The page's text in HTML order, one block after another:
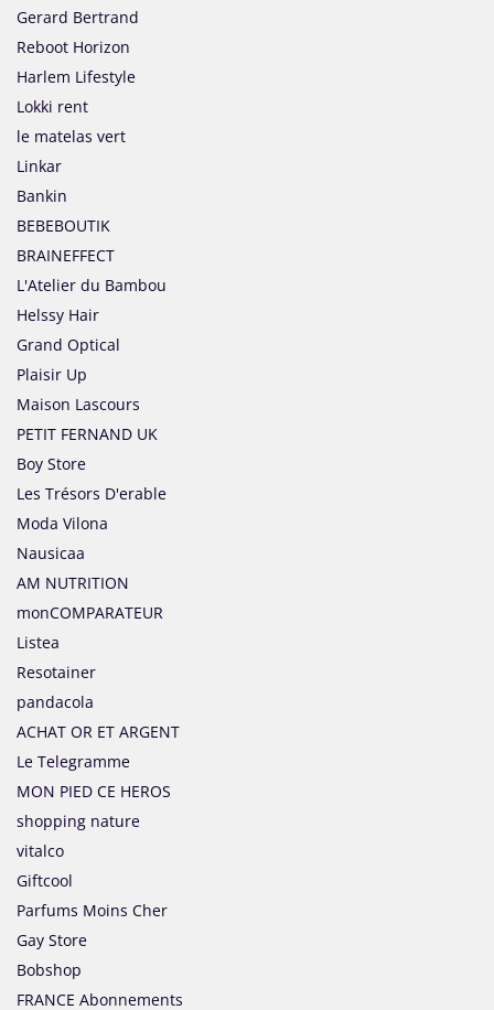
Gerard Bertrand
Reboot Horizon
Harlem Lifestyle
Lokki rent
le matelas vert
Linkar
Bankin
BEBEBOUTIK
BRAINEFFECT
L'Atelier du Bambou
Helssy Hair
Grand Optical
Plaisir Up
Maison Lascours
PETIT FERNAND UK
Boy Store
Les Trésors D'erable
Moda Vilona
Nausicaa
AM NUTRITION
monCOMPARATEUR
Listea
Resotainer
pandacola
ACHAT OR ET ARGENT
Le Telegramme
MON PIED CE HEROS
shopping nature
vitalco
Giftcool
Parfums Moins Cher
Gay Store
Bobshop
FRANCE Abonnements